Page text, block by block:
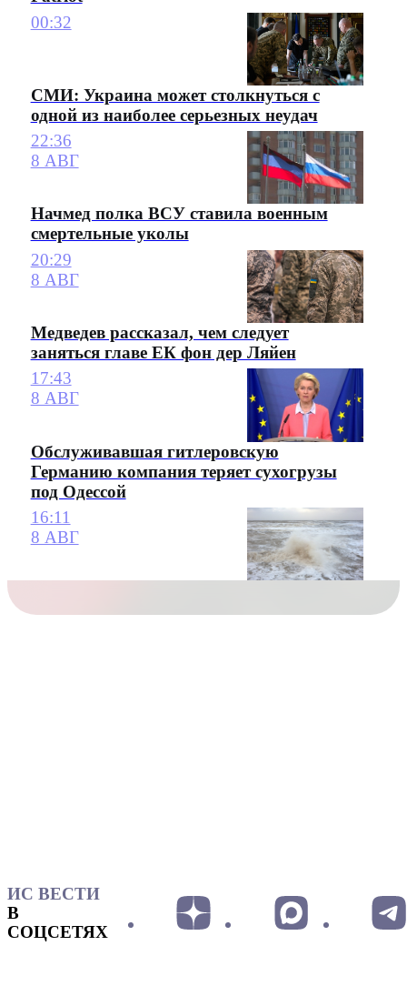
00:32
СМИ: Украина может столкнуться с
одной из наиболее серьезных неудач
22:36
8 АВГ
Начмед полка ВСУ ставила военным
смертельные уколы
20:29
8 АВГ
Медведев рассказал, чем следует
заняться главе ЕК фон дер Ляйен
17:43
8 АВГ
Обслуживавшая гитлеровскую
Германию компания теряет сухогрузы
под Одессой
16:11
8 АВГ
ИС ВЕСТИ
В
СОЦСЕТЯХ